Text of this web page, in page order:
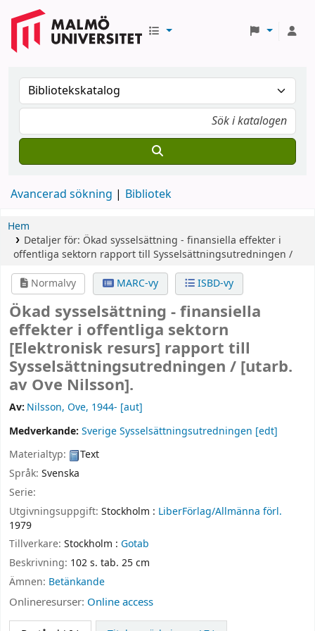
Avancerad sökning Bibliotek
Hem
Detaljer för: Ökad sysselsättning - finansiella effekter i
offentliga sektorn rapport till Sysselsättningsutredningen /
Normalvy
MARC-vy ISBD-vy
Ökad sysselsättning - finansiella
effekter i offentliga sektorn
[Elektronisk resurs] rapport till
Sysselsättningsutredningen / [utarb.
av Ove Nilsson].
Av: Nilsson, Ove, 1944- [aut]
Medverkande: Sverige Sysselsättningsutredningen [edt]
Materialtyp:
Text
Språk: Svenska
Serie:
Utgivningsuppgift: Stockholm : LiberFörlag/Allmänna förl.
1979
Tillverkare: Stockholm : Gotab
Beskrivning: 102 s. tab. 25 cm
Ämnen: Betänkande
Onlineresurser: Online access